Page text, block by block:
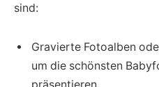
sind:
Gravierte Fotoalben
um die schönsten
präsentieren.